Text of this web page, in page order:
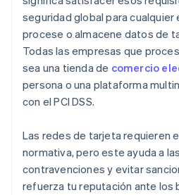
seguridad global para
procese o almacene datos de
Todas las empresas que
sea una tienda de comercio
persona o una plataforma
con el PCI DSS.
Las redes de tarjeta requieren
normativa, pero este ayuda a
contravenciones y evitar
refuerza tu reputación ante los